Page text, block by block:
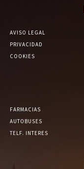
AVISO LEGAL
PRIVACIDAD
COOKIES
FARMACIAS
AUTOBUSES
TELF. INTERES